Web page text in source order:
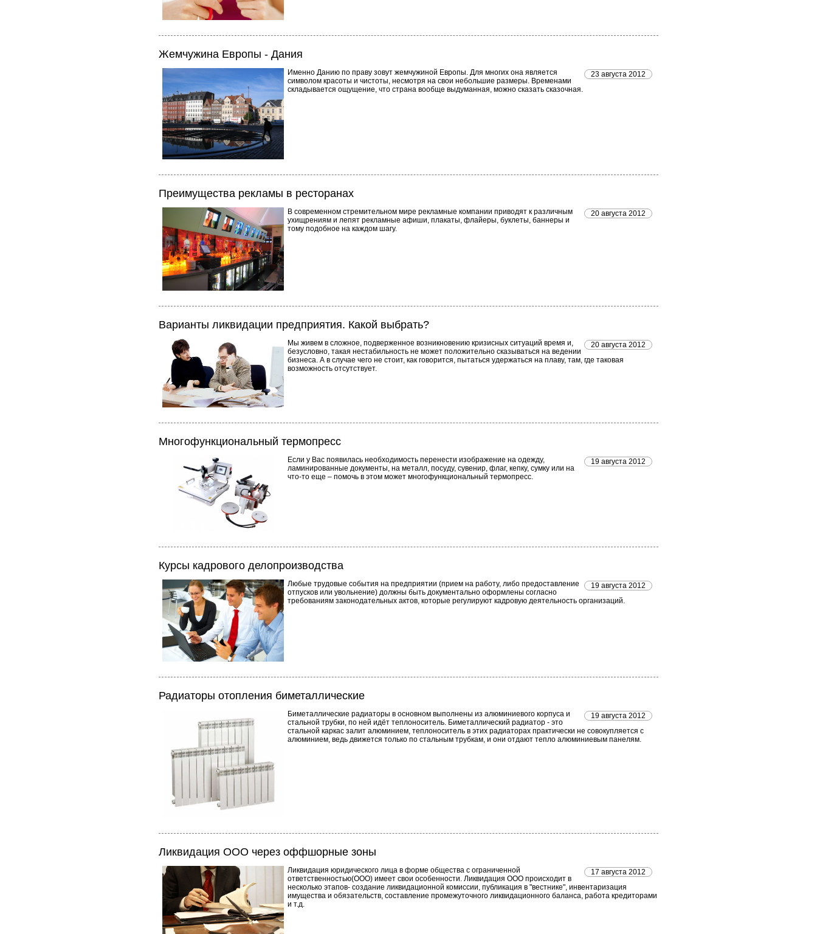
Жемчужина Европы - Дания
23 августа 2012
Именно Данию по праву зовут жемчужиной Европы. Для многих она является
символом красоты и чистоты, несмотря на свои небольшие размеры. Временами
складывается ощущение, что страна вообще выдуманная, можно сказать сказочная.
Преимущества рекламы в ресторанах
20 августа 2012
В современном стремительном мире рекламные компании приводят к различным
ухищрениям и лепят рекламные афиши, плакаты, флайеры, буклеты, баннеры и
тому подобное на каждом шагу.
Варианты ликвидации предприятия. Какой выбрать?
20 августа 2012
Мы живем в сложное, подверженное возникновению кризисных ситуаций время и,
безусловно, такая нестабильность не может положительно сказываться на ведении
бизнеса. А в случае чего не стоит, как говорится, пытаться удержаться на плаву, там, где таковая
возможность отсутствует.
Многофункциональный термопресс
19 августа 2012
Если у Вас появилась необходимость перенести изображение на одежду,
ламинированные документы, на металл, посуду, сувенир, флаг, кепку, сумку или на
что-то еще – помочь в этом может многофункциональный термопресс.
Курсы кадрового делопроизводства
19 августа 2012
Любые трудовые события на предприятии (прием на работу, либо предоставление
отпусков или увольнение) должны быть документально оформлены согласно
требованиям законодательных актов, которые регулируют кадровую деятельность организаций.
Радиаторы отопления биметаллические
19 августа 2012
Биметаллические радиаторы в основном выполнены из алюминиевого корпуса и
стальной трубки, по ней идёт теплоноситель. Биметаллический радиатор - это
стальной каркас залит алюминием, теплоноситель в этих радиаторах практически не совокупляется с
алюминием, ведь движется только по стальным трубкам, и они отдают тепло алюминиевым панелям.
Ликвидация ООО через оффшорные зоны
17 августа 2012
Ликвидация юридического лица в форме общества с ограниченной
ответственностью(ООО) имеет свои особенности. Ликвидация ООО происходит в
несколько этапов- создание ликвидационной комиссии, публикация в "вестнике", инвентаризация
имущества и обязательств, составление промежуточного ликвидационного баланса, работа кредиторами
и т.д.